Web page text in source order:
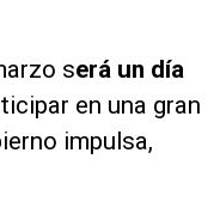
será un día
en una gran
impulsa,